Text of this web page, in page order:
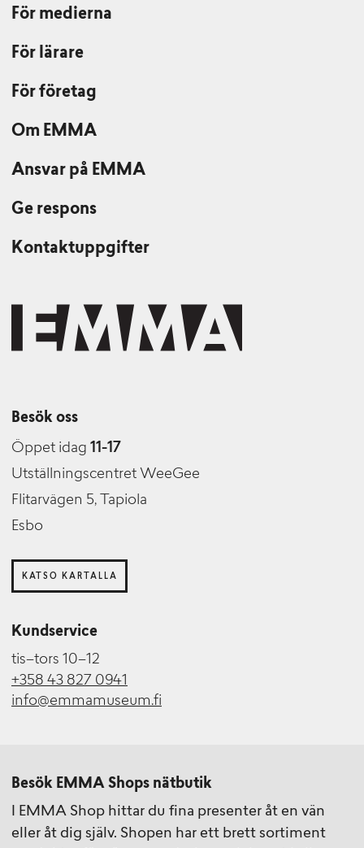
För medierna
För lärare
För företag
Om EMMA
Ansvar på EMMA
Ge respons
Kontaktuppgifter
Besök oss
Öppet idag 11-17
Utställningscentret WeeGee
Flitarvägen 5, Tapiola
Esbo
KATSO KARTALLA
Kundservice
tis–tors 10–12
+358 43 827 0941
info@emmamuseum.fi
Besök EMMA Shops nätbutik
I EMMA Shop hittar du fina presenter åt en vän
eller åt dig själv. Shopen har ett brett sortiment